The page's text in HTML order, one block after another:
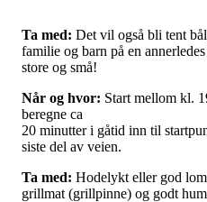
Ta med: Det vil også bli tent
familie og barn på en
store og små!
Når og hvor: Start mellom kl.
beregne ca
20 minutter i gåtid inn til
siste del av veien.
Ta med: Hodelykt eller god
grillmat (grillpinne) og godt